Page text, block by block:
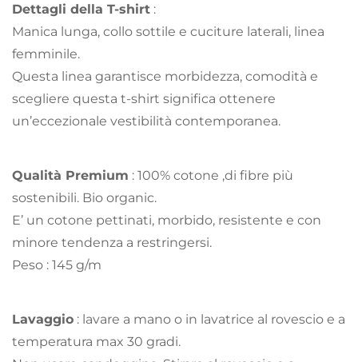
Dettagli della T-shirt :
Manica lunga, collo sottile e cuciture laterali, linea
femminile.
Questa linea garantisce morbidezza, comodità e
scegliere questa t-shirt significa ottenere
un’eccezionale vestibilità contemporanea.
Qualità Premium : 100% cotone ,di fibre più
sostenibili. Bio organic.
E’ un cotone pettinati, morbido, resistente e con
minore tendenza a restringersi.
Peso : 145 g/m
Lavaggio : lavare a mano o in lavatrice al rovescio e a
temperatura max 30 gradi.